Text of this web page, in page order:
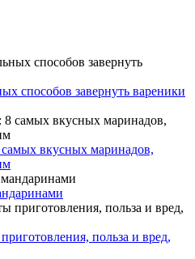
способов завернуть вареники
вкусных маринадов,
польза и вред,